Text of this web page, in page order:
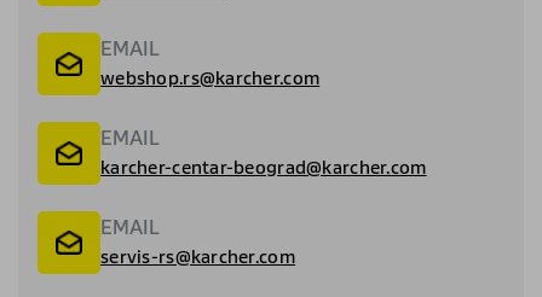
EMAIL
webshop.rs@karcher.com
EMAIL
karcher-centar-beograd@karcher.com
EMAIL
servis-rs@karcher.com